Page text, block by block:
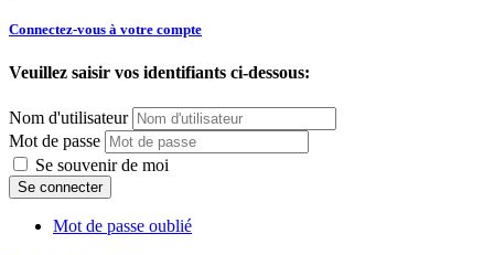
Connectez-vous à votre compte
Veuillez saisir vos identifiants ci-dessous:
Nom d'utilisateur
Mot de passe
Se souvenir de moi
Mot de passe oublié